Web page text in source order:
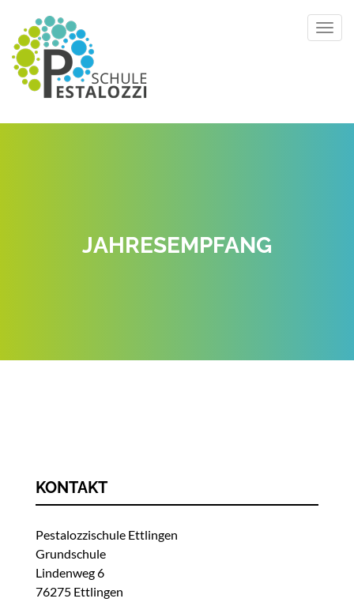
JAHRESEMPFANG
KONTAKT
Pestalozzischule Ettlingen
Grundschule
Lindenweg 6
76275 Ettlingen